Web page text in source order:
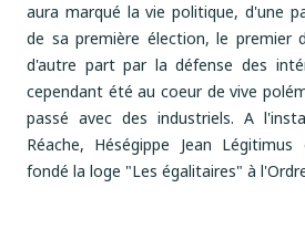
aura marqué la vie politique, d'une
de sa première élection, le premier
d'autre part par la défense des
cependant été au coeur de vive
passé avec des industriels. A
Réache, Héségippe Jean
fondé la loge "Les égalitaires" à